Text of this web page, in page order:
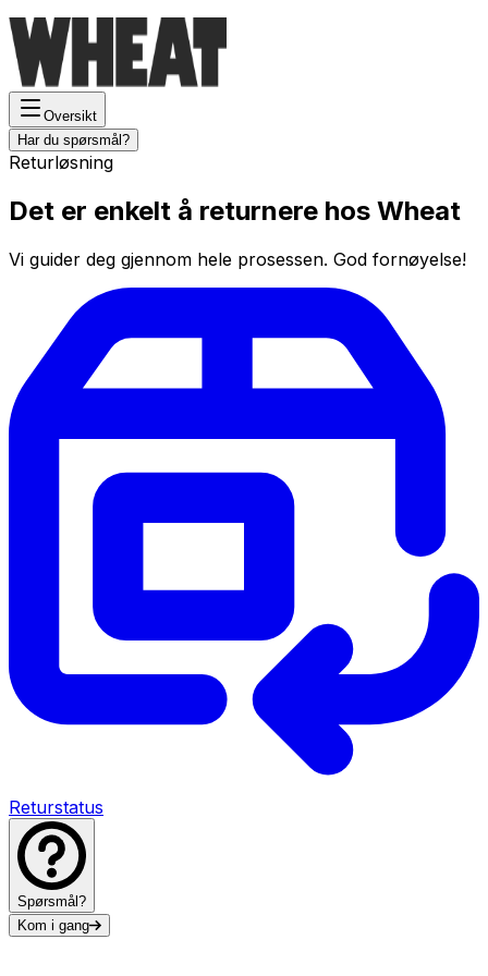
Oversikt
Har du spørsmål?
Returløsning
Det er enkelt å returnere hos Wheat
Vi guider deg gjennom hele prosessen. God fornøyelse!
Returstatus
Spørsmål?
Kom i gang